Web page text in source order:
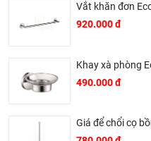
Cam kết 100% sản
sản phẩm có chất lượng
là phải có trách nhiệm với
khách hàng chọn được
Vắt khăn đơn
920.000 đ
Khay xà phòng
490.000 đ
Giá để chổi cọ